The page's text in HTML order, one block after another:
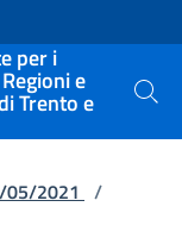
per i
e
Trento e Cerca
2021 /